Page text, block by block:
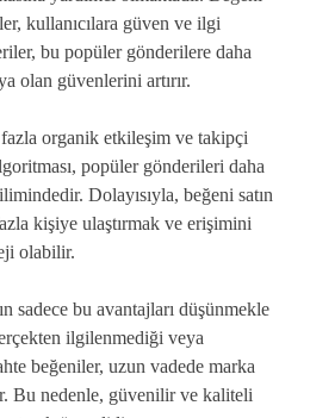
kullanıcılara güven ve ilgi
bu popüler gönderilere daha
olan güvenlerini artırır.
organik etkileşim ve takipçi
popüler gönderileri daha
Dolayısıyla, beğeni satın
kişiye ulaştırmak ve erişimini
olabilir.
sadece bu avantajları düşünmekle
ilgilenmediği veya
beğeniler, uzun vadede marka
Bu nedenle, güvenilir ve kaliteli